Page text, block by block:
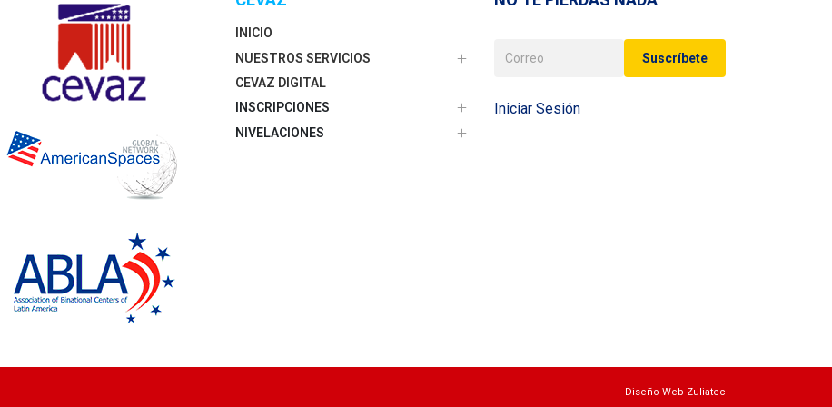
INICIO
NUESTROS SERVICIOS
CEVAZ DIGITAL
INSCRIPCIONES
NIVELACIONES
Iniciar Sesión
Diseño Web Zuliatec